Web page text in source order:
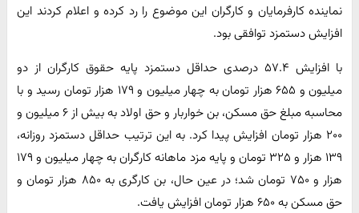
نماینده کارفرمایان و کارگران این موضوع را رد کرده و اعلام کردند این
افزایش دستمزد توافقی بود.
با افزایش ۵۷.۴ درصدی حداقل دستمزد پایه حقوق کارگران از دو
میلیون و ۶۵۵ هزار تومان به چهار میلیون و ۱۷۹ هزار تومان رسید و با
محاسبه مبلغ حق مسکن، بن خواربار و حق اولاد به بیش از ۶ میلیون و
۲۰۰ هزار تومان افزایش پیدا کرد. به این ترتیب حداقل دستمزد روزانه،
۱۳۹ هزار و ۳۲۵ تومان و پایه مزد ماهانه کارگران به چهار میلیون و ۱۷۹
هزار و ۷۵۰ تومان شد؛ در عین حال، بن کارگری به ۸۵۰ هزار تومان و
حق مسکن به ۶۵۰ هزار تومان افزایش یافت.